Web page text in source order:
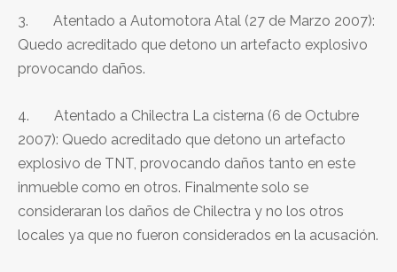
3. Atentado a Automotora Atal (27 de Marzo 2007):
Quedo acreditado que detono un artefacto explosivo
provocando daños.
4. Atentado a Chilectra La cisterna (6 de Octubre
2007): Quedo acreditado que detono un artefacto
explosivo de TNT, provocando daños tanto en este
inmueble como en otros. Finalmente solo se
consideraran los daños de Chilectra y no los otros
locales ya que no fueron considerados en la acusación.